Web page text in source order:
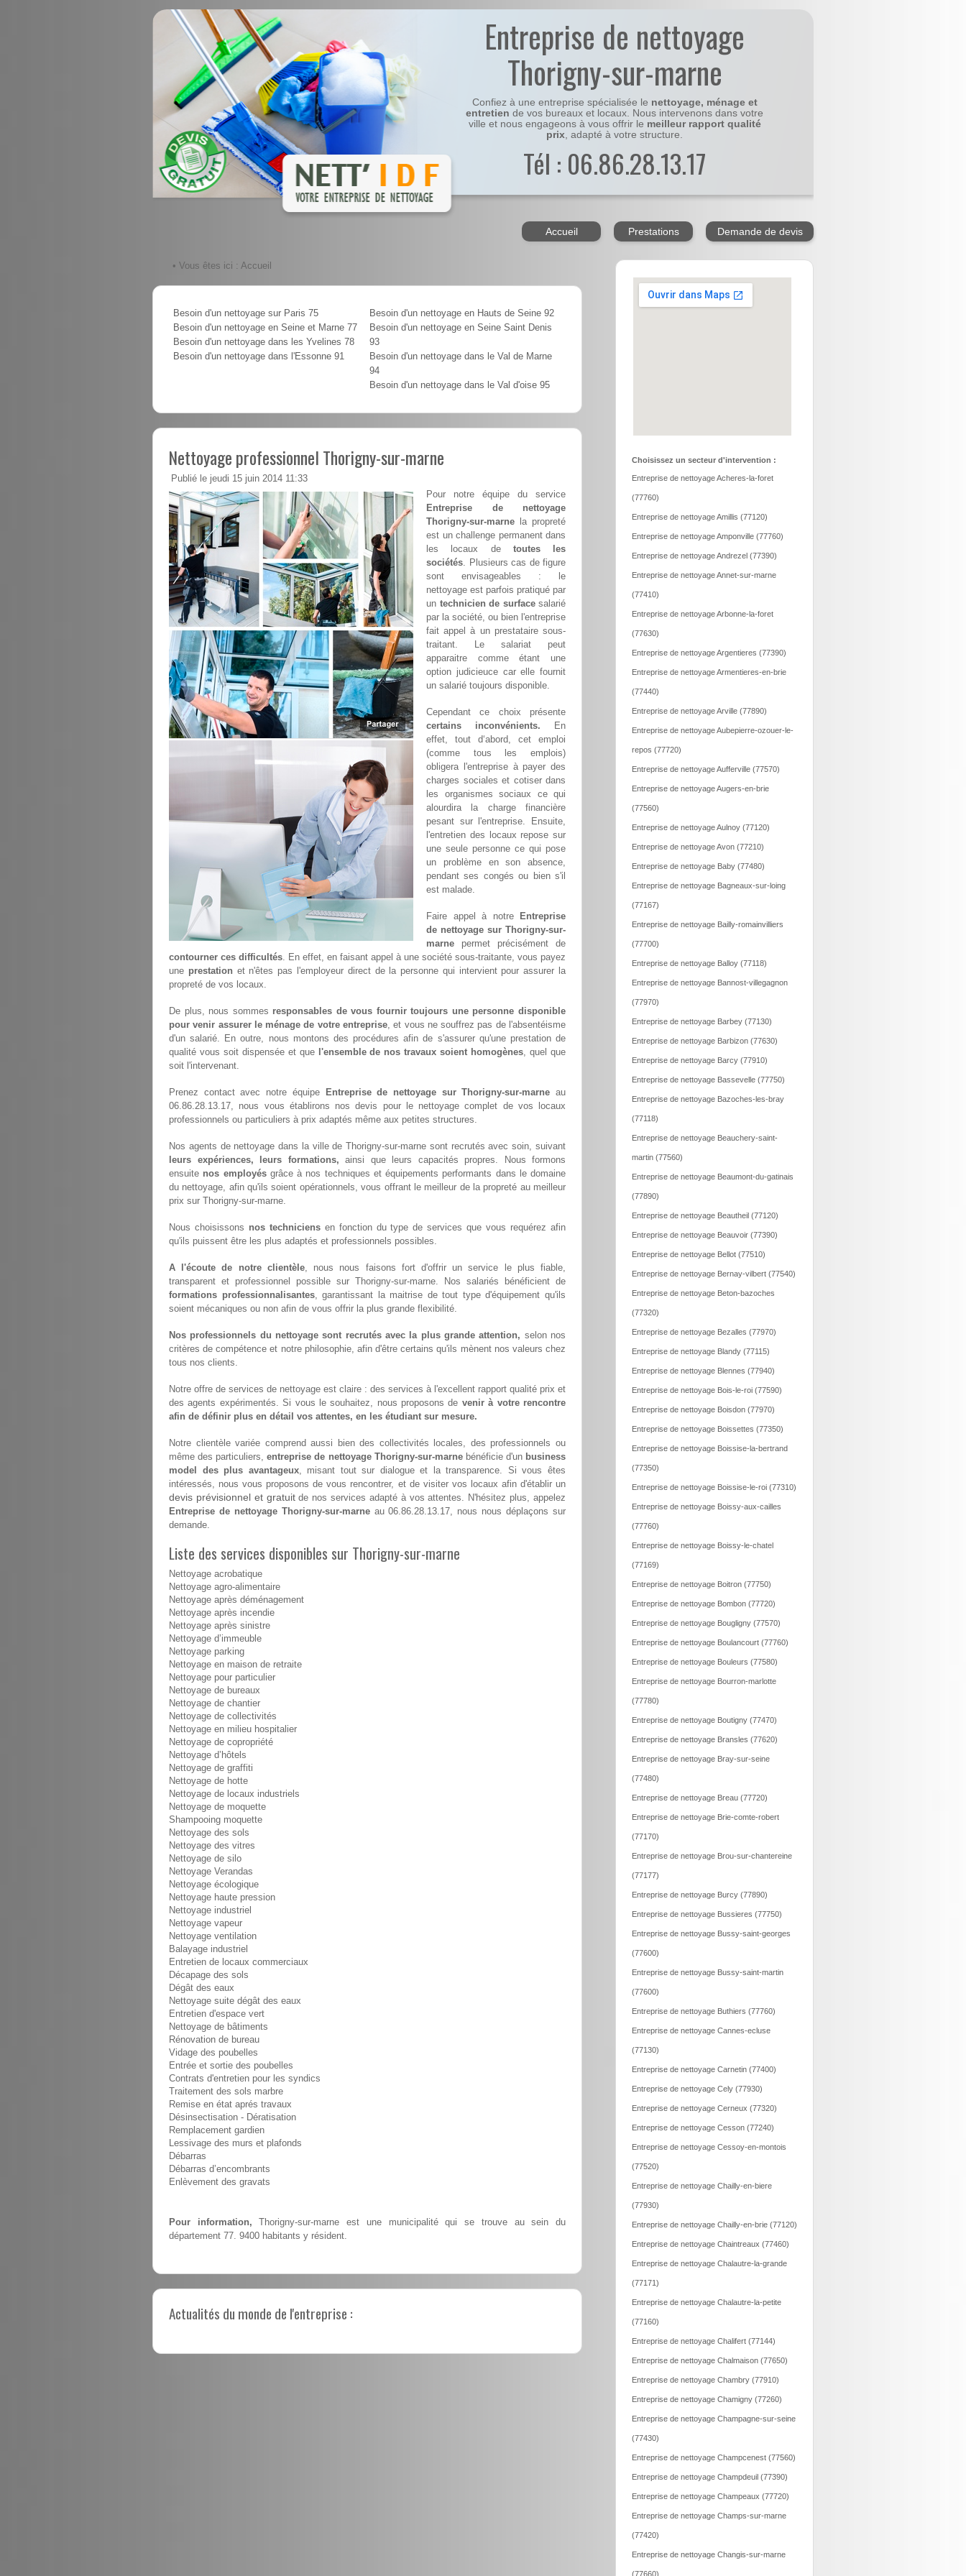
Entreprise de nettoyage
Thorigny-sur-marne
Confiez à une entreprise spécialisée le nettoyage, ménage et
entretien de vos bureaux et locaux. Nous intervenons dans votre
ville et nous engageons à vous offrir le meilleur rapport qualité
prix, adapté à votre structure.
Tél : 06.86.28.13.17
Accueil Prestations Demande de devis
• Vous êtes ici : Accueil
Besoin d'un nettoyage sur Paris 75
Besoin d'un nettoyage en Seine et Marne 77
Besoin d'un nettoyage dans les Yvelines 78
Besoin d'un nettoyage dans l'Essonne 91
Besoin d'un nettoyage en Hauts de Seine 92
Besoin d'un nettoyage en Seine Saint Denis
93
Besoin d'un nettoyage dans le Val de Marne
94
Besoin d'un nettoyage dans le Val d'oise 95
Nettoyage professionnel Thorigny-sur-marne
Publié le jeudi 15 juin 2014 11:33
Pour notre équipe du service
Entreprise de nettoyage
Thorigny-sur-marne la propreté
est un challenge permanent dans
les locaux de toutes les
sociétés. Plusieurs cas de figure
sont envisageables : le
nettoyage est parfois pratiqué par
un technicien de surfacesalarié
par la société, ou bien l'entreprise
fait appel à un prestataire sous-
traitant. Le salariat peut
apparaitre comme étant une
option judicieuce car elle fournit
un salarié toujours disponible.
Cependant ce choix présente
certains inconvénients. En
effet, tout d‘abord, cet emploi
(comme tous les emplois)
obligera l'entreprise à payer des
charges sociales et cotiser dans
les organismes sociaux ce qui
alourdira la charge financière
pesant sur l'entreprise. Ensuite,
l'entretien des locaux repose sur
une seule personne ce qui pose
un problème en son absence,
pendant ses congés ou bien s'il
est malade.
Faire appel à notre
Entreprise
de nettoyage sur Thorigny-sur-
marne permet précisément de
contourner ces difficultés. En effet, en faisant appel à une société sous-traitante, vous payez
une prestation et n'êtes pas l'employeur direct de la personne qui intervient pour assurer la
propreté de vos locaux.
De plus, nous sommes responsables de vous fournir toujours une personne disponible
pour venir assurer le ménage de votre entreprise, et vous ne souffrez pas de l'absentéisme
d'un salarié. En outre, nous montons des procédures afin de s'assurer qu'une prestation de
qualité vous soit dispensée et que l'ensemble de nos travaux soient homogènes, quel que
soit l'intervenant.
Prenez contact avec notre équipe Entreprise de nettoyage sur Thorigny-sur-marne au
06.86.28.13.17, nous vous établirons nos devis pour le nettoyage complet de vos locaux
professionnels ou particuliers à prix adaptés même aux petites structures.
Nos agents de nettoyage dans la ville de Thorigny-sur-marne sont recrutés avec soin, suivant
leurs expériences, leurs formations, ainsi que leurs capacités propres. Nous formons
ensuite nos employésgrâce à nos techniques et équipements performants dans le domaine
du nettoyage, afin qu'ils soient opérationnels, vous offrant le meilleur de la propreté au meilleur
prix sur Thorigny-sur-marne.
Nous choisissons nos techniciensen fonction du type de services que vous requérez afin
qu'ils puissent être les plus adaptés et professionnels possibles.
A l'écoute de notre clientèle, nous nous faisons fort d'offrir un service le plus fiable,
transparent et professionnel possible sur Thorigny-sur-marne. Nos salariés bénéficient de
formations professionnalisantes, garantissant la maitrise de tout type d'équipement qu'ils
soient mécaniques ou non afin de vous offrir la plus grande flexibilité.
Nos professionnels du nettoyage sont recrutés avec la plus grande attention, selon nos
critères de compétence et notre philosophie, afin d'être certains qu'ils mènent nos valeurs chez
tous nos clients.
Notre offre de services de nettoyage est claire : des services à l'excellent rapport qualité prix et
des agents expérimentés. Si vous le souhaitez, nous proposons de venir à votre rencontre
afin de définir plus en détail vos attentes, en les étudiant sur mesure.
Notre clientèle variée comprend aussi bien des collectivités locales, des professionnels ou
même des particuliers,entreprise de nettoyage Thorigny-sur-marnebénéficie d'un business
model des plus avantageux, misant tout sur dialogue et la transparence. Si vous êtes
intéressés, nous vous proposons de vous rencontrer, et de visiter vos locaux afin d'établir un
devis prévisionnel et gratuitde nos services adapté à vos attentes. N'hésitez plus, appelez
Entreprise de nettoyage Thorigny-sur-marneau 06.86.28.13.17, nous nous déplaçons sur
demande.
Liste des services disponibles sur Thorigny-sur-marne
Nettoyage acrobatique
Nettoyage agro-alimentaire
Nettoyage après déménagement
Nettoyage après incendie
Nettoyage après sinistre
Nettoyage d’immeuble
Nettoyage parking
Nettoyage en maison de retraite
Nettoyage pour particulier
Nettoyage de bureaux
Nettoyage de chantier
Nettoyage de collectivités
Nettoyage en milieu hospitalier
Nettoyage de copropriété
Nettoyage d’hôtels
Nettoyage de graffiti
Nettoyage de hotte
Nettoyage de locaux industriels
Nettoyage de moquette
Shampooing moquette
Nettoyage des sols
Nettoyage des vitres
Nettoyage de silo
Nettoyage Verandas
Nettoyage écologique
Nettoyage haute pression
Nettoyage industriel
Nettoyage vapeur
Nettoyage ventilation
Balayage industriel
Entretien de locaux commerciaux
Décapage des sols
Dégât des eaux
Nettoyage suite dégât des eaux
Entretien d'espace vert
Nettoyage de bâtiments
Rénovation de bureau
Vidage des poubelles
Entrée et sortie des poubelles
Contrats d'entretien pour les syndics
Traitement des sols marbre
Remise en état aprés travaux
Désinsectisation - Dératisation
Remplacement gardien
Lessivage des murs et plafonds
Débarras
Débarras d’encombrants
Enlèvement des gravats
Pour information, Thorigny-sur-marne est une municipalité qui se trouve au sein du
département 77. 9400 habitants y résident.
Actualités du monde de l'entreprise :
Choisissez un secteur d'intervention :
Entreprise de nettoyage Acheres-la-foret
(77760)
Entreprise de nettoyage Amillis (77120)
Entreprise de nettoyage Amponville (77760)
Entreprise de nettoyage Andrezel (77390)
Entreprise de nettoyage Annet-sur-marne
(77410)
Entreprise de nettoyage Arbonne-la-foret
(77630)
Entreprise de nettoyage Argentieres (77390)
Entreprise de nettoyage Armentieres-en-brie
(77440)
Entreprise de nettoyage Arville (77890)
Entreprise de nettoyage Aubepierre-ozouer-le-
repos (77720)
Entreprise de nettoyage Aufferville (77570)
Entreprise de nettoyage Augers-en-brie
(77560)
Entreprise de nettoyage Aulnoy (77120)
Entreprise de nettoyage Avon (77210)
Entreprise de nettoyage Baby (77480)
Entreprise de nettoyage Bagneaux-sur-loing
(77167)
Entreprise de nettoyage Bailly-romainvilliers
(77700)
Entreprise de nettoyage Balloy (77118)
Entreprise de nettoyage Bannost-villegagnon
(77970)
Entreprise de nettoyage Barbey (77130)
Entreprise de nettoyage Barbizon (77630)
Entreprise de nettoyage Barcy (77910)
Entreprise de nettoyage Bassevelle (77750)
Entreprise de nettoyage Bazoches-les-bray
(77118)
Entreprise de nettoyage Beauchery-saint-
martin (77560)
Entreprise de nettoyage Beaumont-du-gatinais
(77890)
Entreprise de nettoyage Beautheil (77120)
Entreprise de nettoyage Beauvoir (77390)
Entreprise de nettoyage Bellot (77510)
Entreprise de nettoyage Bernay-vilbert (77540)
Entreprise de nettoyage Beton-bazoches
(77320)
Entreprise de nettoyage Bezalles (77970)
Entreprise de nettoyage Blandy (77115)
Entreprise de nettoyage Blennes (77940)
Entreprise de nettoyage Bois-le-roi (77590)
Entreprise de nettoyage Boisdon (77970)
Entreprise de nettoyage Boissettes (77350)
Entreprise de nettoyage Boissise-la-bertrand
(77350)
Entreprise de nettoyage Boissise-le-roi (77310)
Entreprise de nettoyage Boissy-aux-cailles
(77760)
Entreprise de nettoyage Boissy-le-chatel
(77169)
Entreprise de nettoyage Boitron (77750)
Entreprise de nettoyage Bombon (77720)
Entreprise de nettoyage Bougligny (77570)
Entreprise de nettoyage Boulancourt (77760)
Entreprise de nettoyage Bouleurs (77580)
Entreprise de nettoyage Bourron-marlotte
(77780)
Entreprise de nettoyage Boutigny (77470)
Entreprise de nettoyage Bransles (77620)
Entreprise de nettoyage Bray-sur-seine
(77480)
Entreprise de nettoyage Breau (77720)
Entreprise de nettoyage Brie-comte-robert
(77170)
Entreprise de nettoyage Brou-sur-chantereine
(77177)
Entreprise de nettoyage Burcy (77890)
Entreprise de nettoyage Bussieres (77750)
Entreprise de nettoyage Bussy-saint-georges
(77600)
Entreprise de nettoyage Bussy-saint-martin
(77600)
Entreprise de nettoyage Buthiers (77760)
Entreprise de nettoyage Cannes-ecluse
(77130)
Entreprise de nettoyage Carnetin (77400)
Entreprise de nettoyage Cely (77930)
Entreprise de nettoyage Cerneux (77320)
Entreprise de nettoyage Cesson (77240)
Entreprise de nettoyage Cessoy-en-montois
(77520)
Entreprise de nettoyage Chailly-en-biere
(77930)
Entreprise de nettoyage Chailly-en-brie (77120)
Entreprise de nettoyage Chaintreaux (77460)
Entreprise de nettoyage Chalautre-la-grande
(77171)
Entreprise de nettoyage Chalautre-la-petite
(77160)
Entreprise de nettoyage Chalifert (77144)
Entreprise de nettoyage Chalmaison (77650)
Entreprise de nettoyage Chambry (77910)
Entreprise de nettoyage Chamigny (77260)
Entreprise de nettoyage Champagne-sur-seine
(77430)
Entreprise de nettoyage Champcenest (77560)
Entreprise de nettoyage Champdeuil (77390)
Entreprise de nettoyage Champeaux (77720)
Entreprise de nettoyage Champs-sur-marne
(77420)
Entreprise de nettoyage Changis-sur-marne
(77660)